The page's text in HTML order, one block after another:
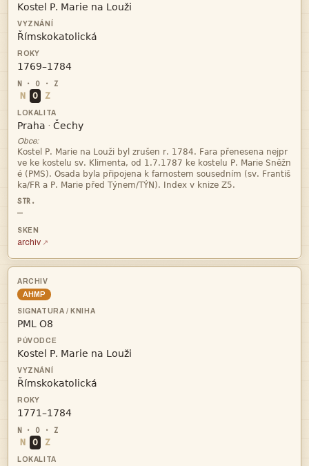



N O Z
 · 
Obce:




—
archiv
AHMP




N O Z